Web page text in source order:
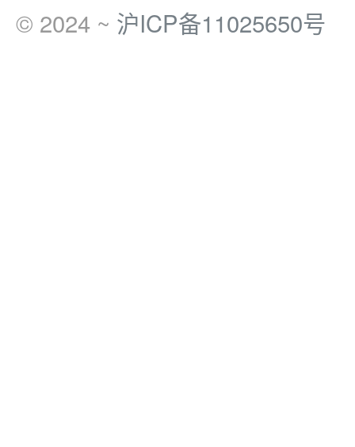
© 2024 ~ 沪ICP备11025650号